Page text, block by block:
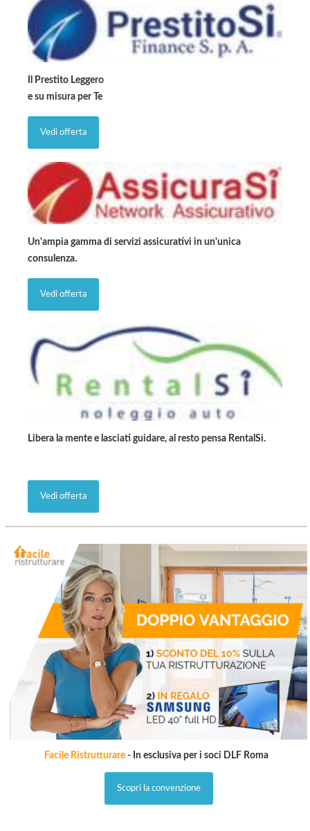
Il Prestito Leggero
e su misura per Te
Vedi offerta
Un'ampia gamma di servizi assicurativi in un'unica
consulenza.
Vedi offerta
Libera la mente e lasciati guidare, al resto pensa RentalSi.
Vedi offerta
Facile Ristrutturare- In esclusiva per i soci DLF Roma
Scopri la convenzione